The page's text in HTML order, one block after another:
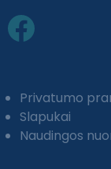
Privatumo
Slapukai
Naudingos